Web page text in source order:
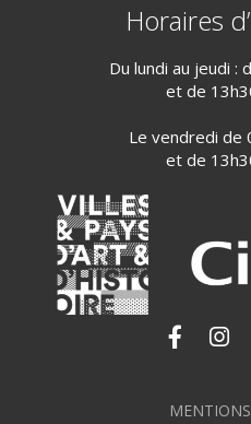
Horaires
Du lundi au jeudi :
et de
Le vendredi de
et de
Lien